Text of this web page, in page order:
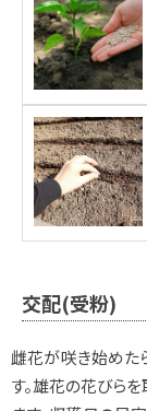
交配(受粉)
雌花が咲き始めた
す。雄花の花びら